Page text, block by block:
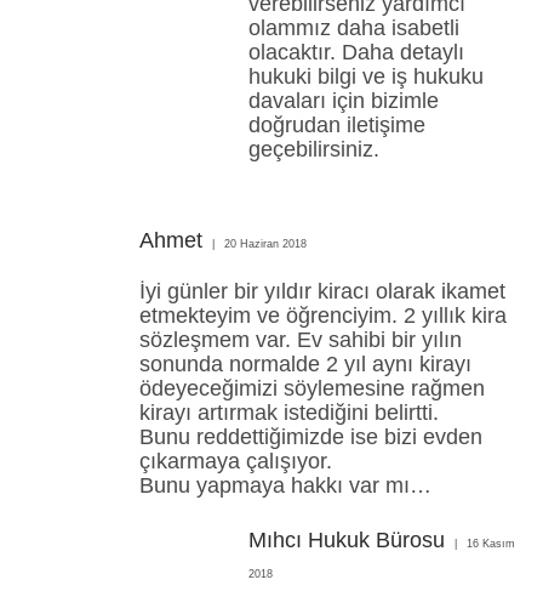
olammız daha isabetli
olacaktır. Daha detaylı
hukuki bilgi ve iş hukuku
davaları için bizimle
doğrudan iletişime
geçebilirsiniz.
Ahmet 20 Haziran 2018
İyi günler bir yıldır kiracı olarak ikamet
etmekteyim ve öğrenciyim. 2 yıllık kira
sözleşmem var. Ev sahibi bir yılın
sonunda normalde 2 yıl aynı kirayı
ödeyeceğimizi söylemesine rağmen
kirayı artırmak istediğini belirtti.
Bunu reddettiğimizde ise bizi evden
çıkarmaya çalışıyor.
Bunu yapmaya hakkı var mı…
Mıhcı Hukuk Bürosu 16 Kasım
2018